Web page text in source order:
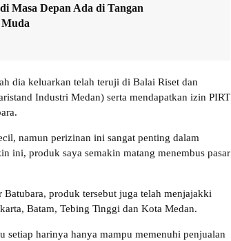
Masa Depan Ada di Tangan
Muda
dia keluarkan telah teruji di Balai Riset dan
Industri Medan) serta mendapatkan izin PIRT
namun perizinan ini sangat penting dalam
ini, produk saya semakin matang menembus pasar
Batubara, produk tersebut juga telah menjajakki
Batam, Tebing Tinggi dan Kota Medan.
setiap harinya hanya mampu memenuhi penjualan